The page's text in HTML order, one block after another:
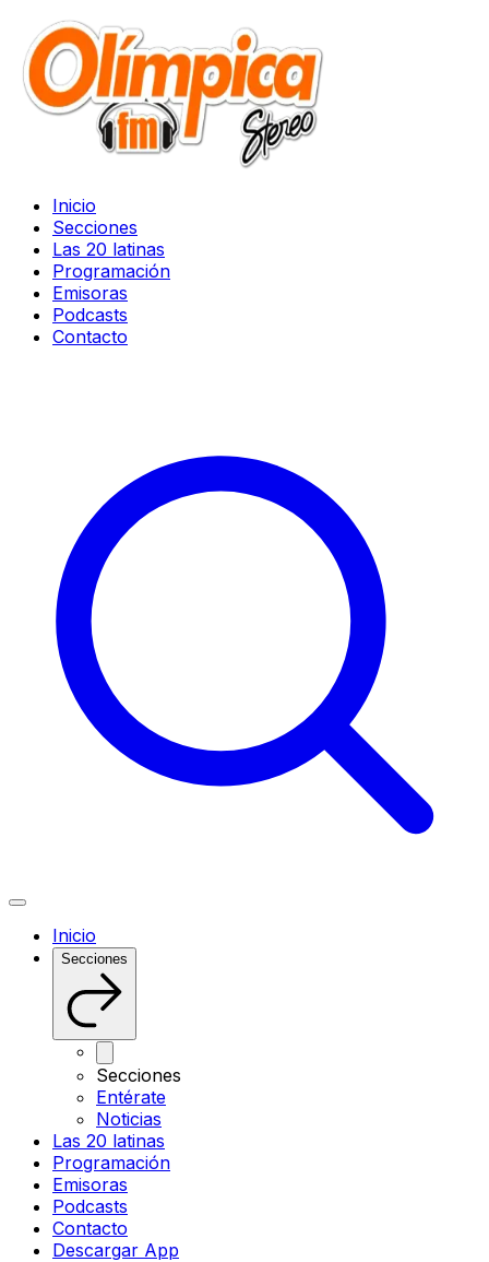
Inicio
Secciones
Las 20 latinas
Programación
Emisoras
Podcasts
Contacto
Inicio
Secciones
Secciones
Entérate
Noticias
Las 20 latinas
Programación
Emisoras
Podcasts
Contacto
Descargar App